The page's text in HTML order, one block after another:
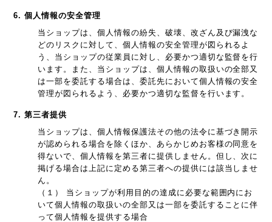
6. 個人情報の安全管理
当ショップは、個人情報の紛失、破壊、改ざん及び漏洩な
どのリスクに対して、個人情報の安全管理が図られるよ
う、当ショップの従業員に対し、必要かつ適切な監督を行
います。また、当ショップは、個人情報の取扱いの全部又
は一部を委託する場合は、委託先において個人情報の安全
管理が図られるよう、必要かつ適切な監督を行います。
7. 第三者提供
当ショップは、個人情報保護法その他の法令に基づき開示
が認められる場合を除くほか、あらかじめお客様の同意を
得ないで、個人情報を第三者に提供しません。但し、次に
掲げる場合は上記に定める第三者への提供には該当しませ
ん。
（１） 当ショップが利用目的の達成に必要な範囲内にお
いて個人情報の取扱いの全部又は一部を委託することに伴
って個人情報を提供する場合